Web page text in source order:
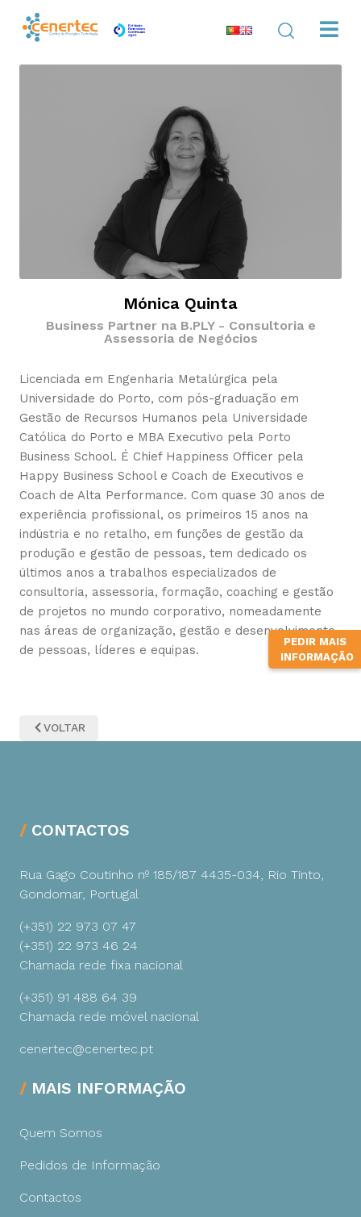
PEDIR MAIS
INFORMAÇÃO
Mónica Quinta
Business Partner na B.PLY - Consultoria e
Assessoria de Negócios
Licenciada em Engenharia Metalúrgica pela
Universidade do Porto, com pós-graduação em
Gestão de Recursos Humanos pela Universidade
Católica do Porto e MBA Executivo pela Porto
Business School. É Chief Happiness Officer pela
Happy Business School e Coach de Executivos e
Coach de Alta Performance. Com quase 30 anos de
experiência profissional, os primeiros 15 anos na
indústria e no retalho, em funções de gestão da
produção e gestão de pessoas, tem dedicado os
últimos anos a trabalhos especializados de
consultoria, assessoria, formação, coaching e gestão
de projetos no mundo corporativo, nomeadamente
nas áreas de organização, gestão e desenvolvimento
de pessoas, líderes e equipas.
VOLTAR
CONTACTOS
Rua Gago Coutinho nº 185/187 4435-034, Rio Tinto,
Gondomar, Portugal
(+351) 22 973 07 47
(+351) 22 973 46 24
Chamada rede fixa nacional
(+351) 91 488 64 39
Chamada rede móvel nacional
cenertec@cenertec.pt
MAIS INFORMAÇÃO
Quem Somos
Pedidos de Informação
Contactos